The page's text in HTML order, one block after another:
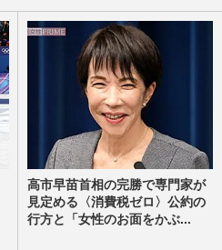
高市早苗首相の完勝で専門家が
見定める〈消費税ゼロ〉公約の
行方と「女性のお面をかぶ...